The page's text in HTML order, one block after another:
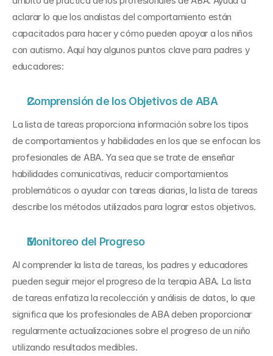
aclarar lo que los analistas del comportamiento están
capacitados para hacer y cómo pueden apoyar a los niños
con autismo. Aquí hay algunos puntos clave para padres y
educadores:
Comprensión de los Objetivos de ABA
La lista de tareas proporciona información sobre los tipos
de comportamientos y habilidades en los que se enfocan los
profesionales de ABA. Ya sea que se trate de enseñar
habilidades comunicativas, reducir comportamientos
problemáticos o ayudar con tareas diarias, la lista de tareas
describe los métodos utilizados para lograr estos objetivos.
Monitoreo del Progreso
Al comprender la lista de tareas, los padres y educadores
pueden seguir mejor el progreso de la terapia ABA. La lista
de tareas enfatiza la recolección y análisis de datos, lo que
significa que los profesionales de ABA deben proporcionar
regularmente actualizaciones sobre el progreso de un niño
utilizando resultados medibles.